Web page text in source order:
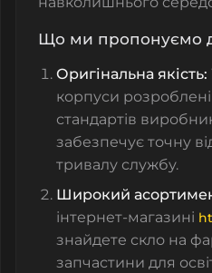
Що ми пропонуємо
Оригінальна якість:
корпуси
стандартів
забезпечує точну
тривалу службу.
Широкий
інтернет-магазині
знайдете скло на
запчастини для